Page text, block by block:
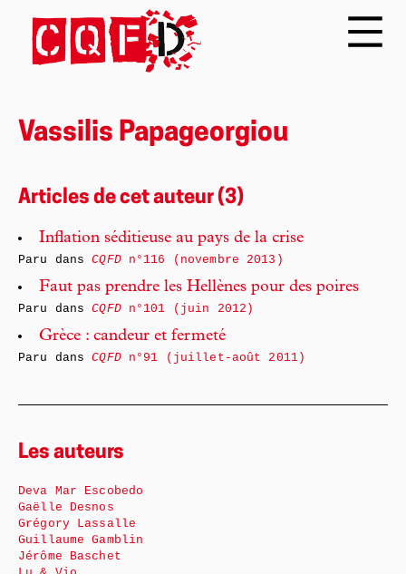
Vassilis Papageorgiou
Articles de cet auteur (3)
Inflation séditieuse au pays de la crise
Paru dansCQFDn°116 (novembre 2013)
Faut pas prendre les Hellènes pour des poires
Paru dansCQFDn°101 (juin 2012)
Grèce : candeur et fermeté
Paru dansCQFDn°91 (juillet-août 2011)
Les auteurs
Deva Mar Escobedo
Gaëlle Desnos
Grégory Lassalle
Guillaume Gamblin
Jérôme Baschet